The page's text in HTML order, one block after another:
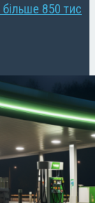
більше 850 тис